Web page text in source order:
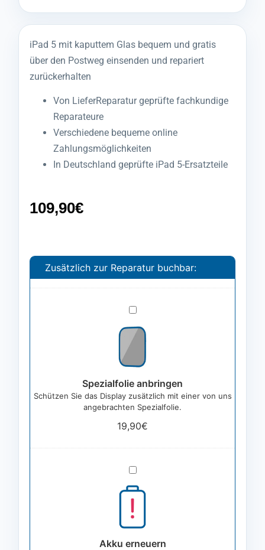
iPad 5 mit kaputtem Glas bequem und gratis
über den Postweg einsenden und repariert
zurückerhalten
Von LieferReparatur geprüfte fachkundige
Reparateure
Verschiedene bequeme online
Zahlungsmöglichkeiten
In Deutschland geprüfte iPad 5-Ersatzteile
109,90€
Zusätzlich zur Reparatur buchbar:
Spezialfolie
anbringen
Spezialfolie anbringen
Schützen Sie das Display zusätzlich mit einer von uns
angebrachten Spezialfolie.
19,90€
Akku
erneuern
Akku erneuern